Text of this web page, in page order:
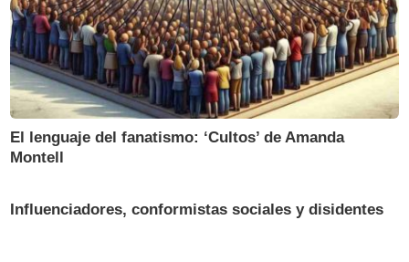
El lenguaje del fanatismo: ‘Cultos’ de Amanda
Montell
Influenciadores, conformistas sociales y disidentes